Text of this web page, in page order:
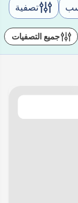
تصفية
جميع التصفيات